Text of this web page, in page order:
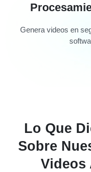
Genera videos en
Lo Que
Sobre
Videos